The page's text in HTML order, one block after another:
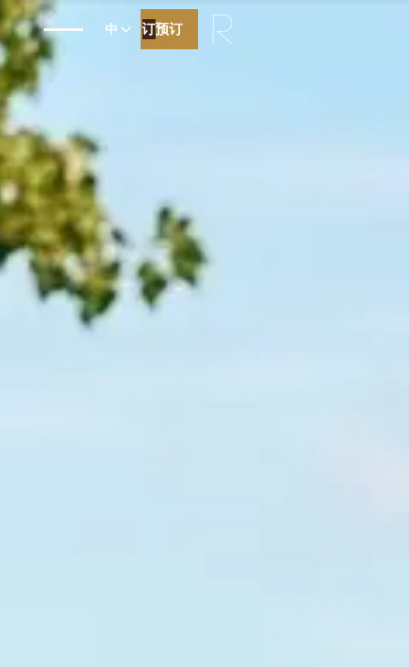
中 预订
预订